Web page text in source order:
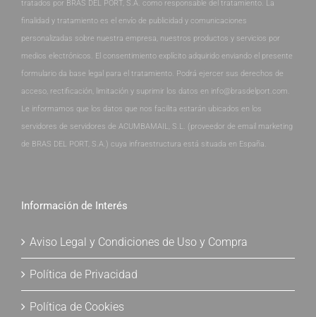
tratados por BRAS DEL PORT, S.A. como responsable del tratamiento. La
finalidad y tratamiento es el envío de publicidad y comunicaciones
personalizadas sobre nuestra empresa, nuestros productos y servicios por
medios electrónicos. El consentimiento explícito adquirido enviando el presente
formulario da base legal para el tratamiento. Podrá ejercer sus derechos de
acceso, rectificación, limitación y suprimir los datos en info@brasdelport.com.
Le informamos que los datos que nos facilita estarán ubicados en los
servidores de servidores de ACUMBAMAIL, S.L. (proveedor de email marketing
de BRAS DEL PORT, S.A.) cuya infraestructura está situada en España.
Información de Interés
Aviso Legal y Condiciones de Uso y Compra
Política de Privacidad
Política de Cookies